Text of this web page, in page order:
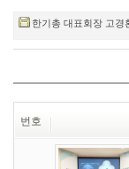
한기총 대표회장 고경
번호